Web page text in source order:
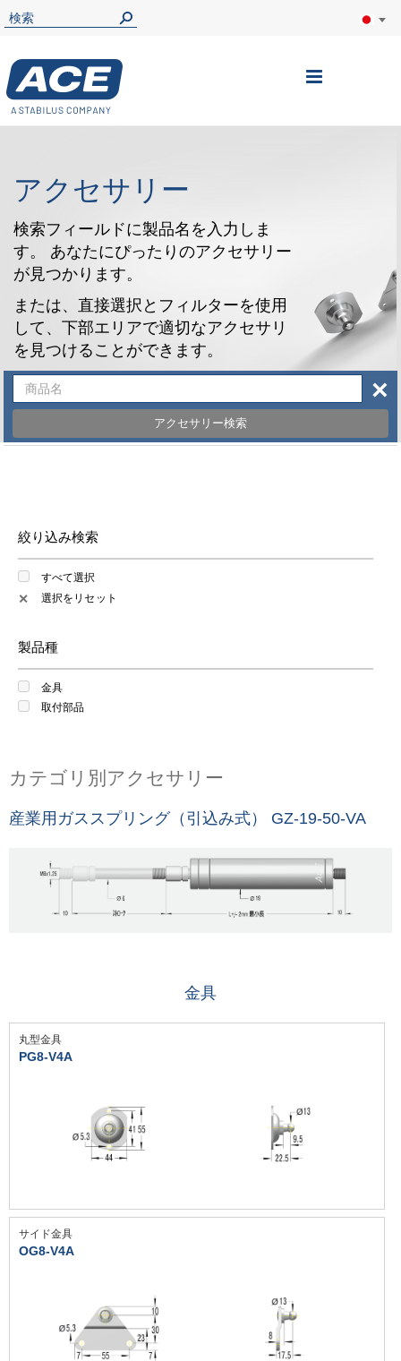
ナ
アクセサリー
検索フィールドに製品名を入力しま
す。 あなたにぴったりのアクセサリー
が見つかります。
または、直接選択とフィルターを使用
して、下部エリアで適切なアクセサリ
を見つけることができます。
アクセサリー検索
×
絞り込み検索
すべて選択
✕ 選択をリセット
製品種
金具
取付部品
カテゴリ別アクセサリー
産業用ガススプリング（引込み式） GZ-19-50-VA
金具
丸型金具
PG8-V4A
サイド金具
OG8-V4A